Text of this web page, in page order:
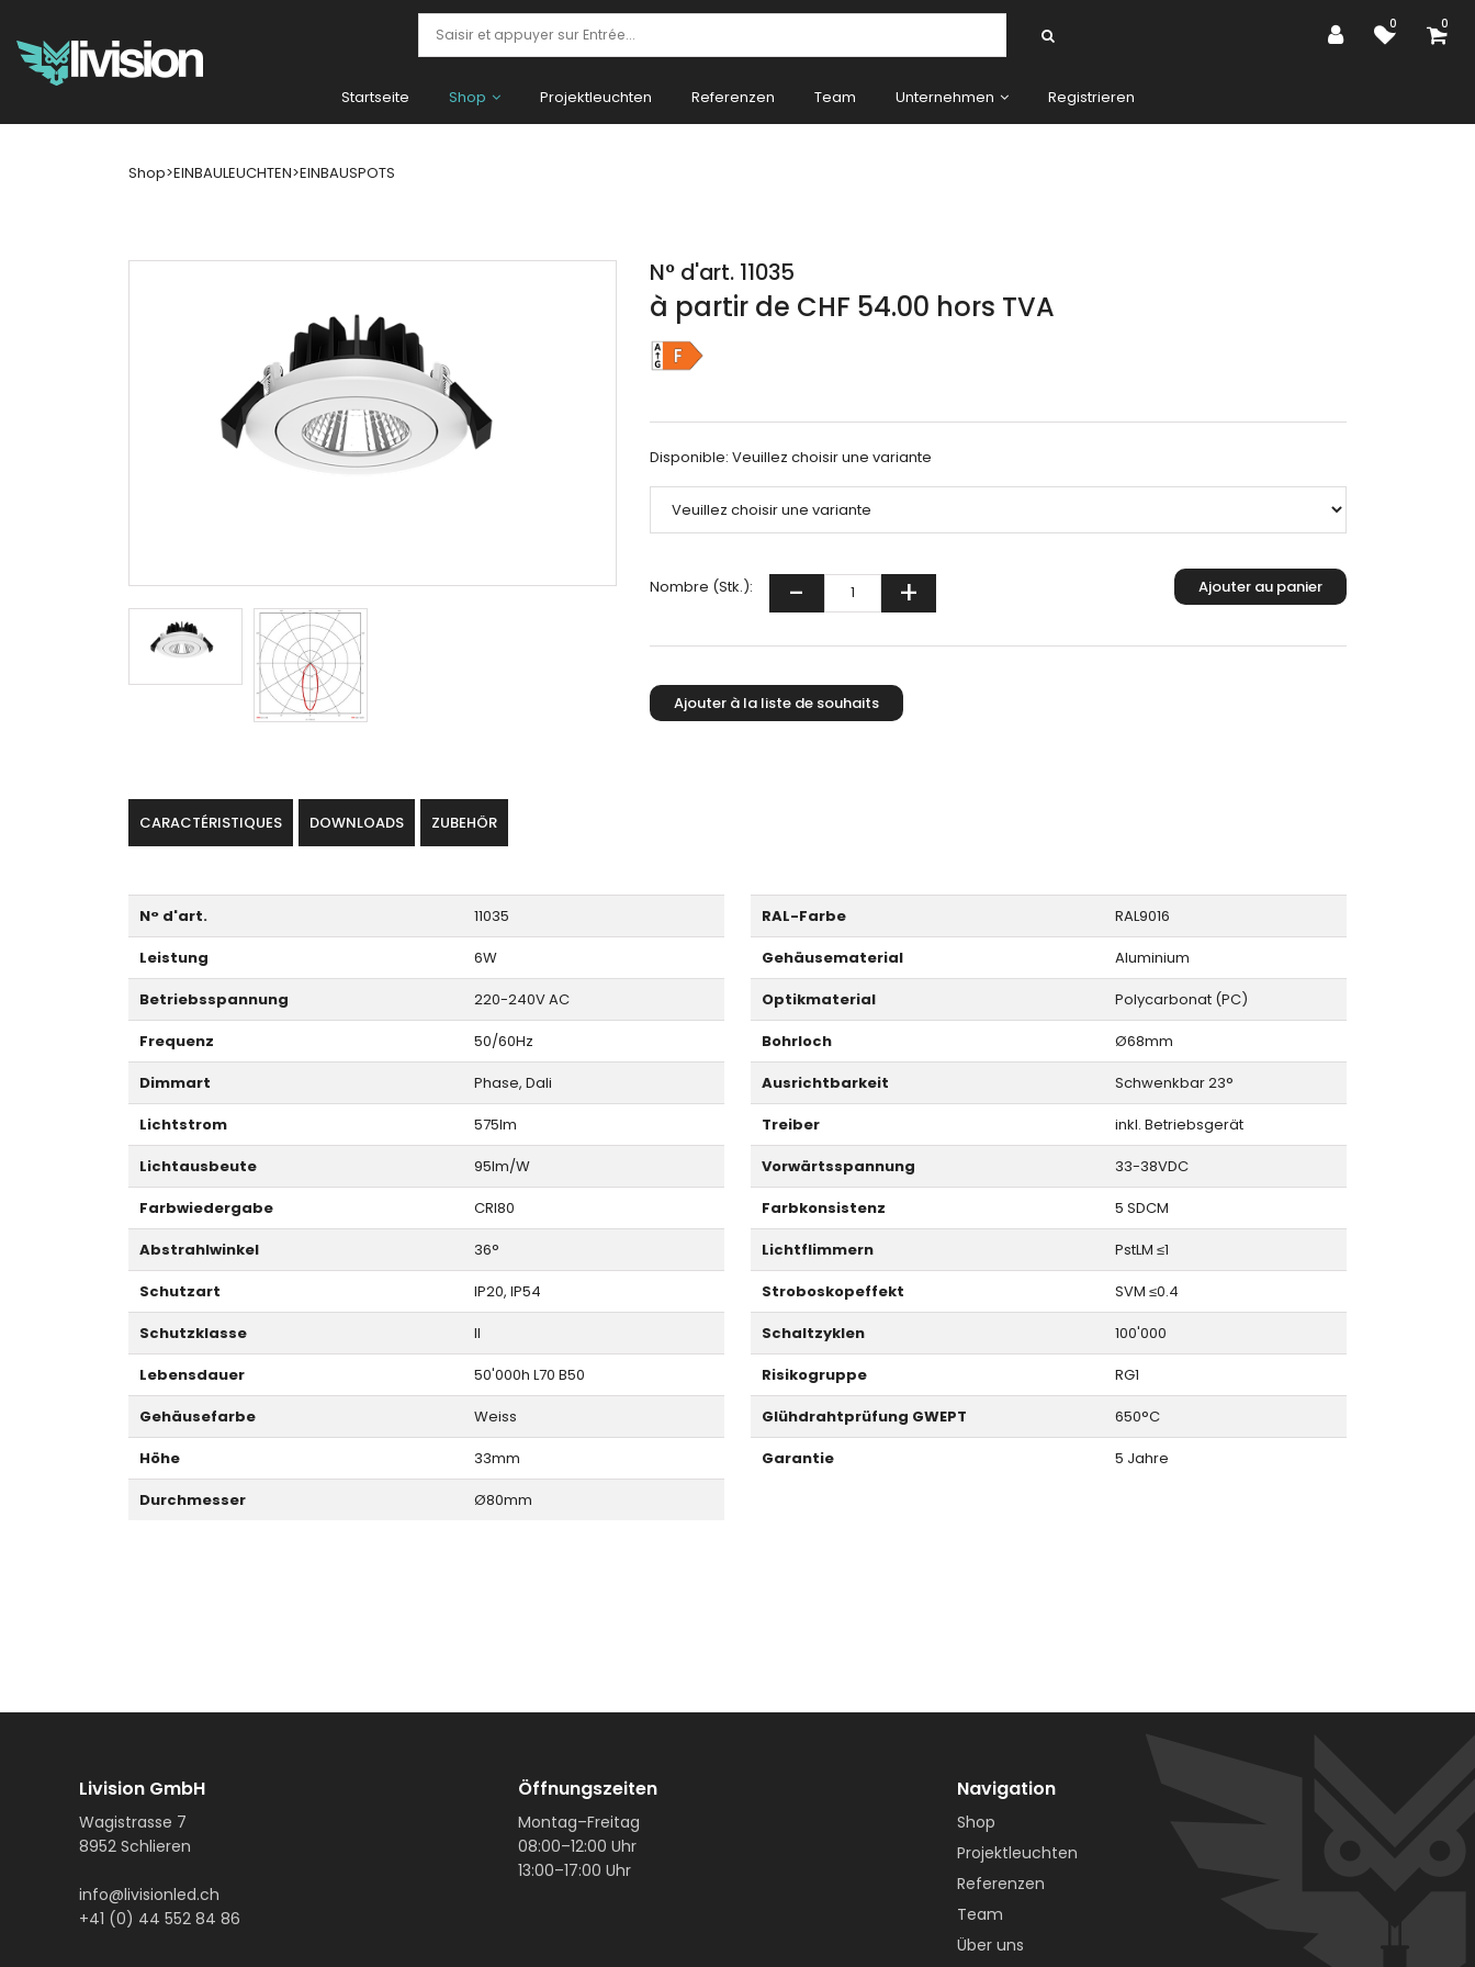
0 0
Startseite Shop Projektleuchten Referenzen Team Unternehmen Registrieren
Shop>EINBAULEUCHTEN>EINBAUSPOTS
N° d'art. 11035
à partir de CHF 54.00 hors TVA
Disponible: Veuillez choisir une variante
Nombre (Stk.):
CARACTÉRISTIQUES DOWNLOADS ZUBEHÖR
N° d'art.
11035
Leistung
6W
Betriebsspannung
220-240V AC
Frequenz
50/60Hz
Dimmart
Phase, Dali
Lichtstrom
575lm
Lichtausbeute
95lm/W
Farbwiedergabe
CRI80
Abstrahlwinkel
36°
Schutzart
IP20, IP54
Schutzklasse
II
Lebensdauer
50'000h L70 B50
Gehäusefarbe
Weiss
Höhe
33mm
Durchmesser
Ø80mm
RAL-Farbe
RAL9016
Gehäusematerial
Aluminium
Optikmaterial
Polycarbonat (PC)
Bohrloch
Ø68mm
Ausrichtbarkeit
Schwenkbar 23°
Treiber
inkl. Betriebsgerät
Vorwärtsspannung
33-38VDC
Farbkonsistenz
5 SDCM
Lichtflimmern
PstLM ≤1
Stroboskopeffekt
SVM ≤0.4
Schaltzyklen
100'000
Risikogruppe
RG1
Glühdrahtprüfung GWEPT
650°C
Garantie
5 Jahre
Livision GmbH
Wagistrasse 7
8952 Schlieren
info@livisionled.ch
+41 (0) 44 552 84 86
Öffnungszeiten
Montag–Freitag
08:00–12:00 Uhr
13:00–17:00 Uhr
Navigation
Shop
Projektleuchten
Referenzen
Team
Über uns